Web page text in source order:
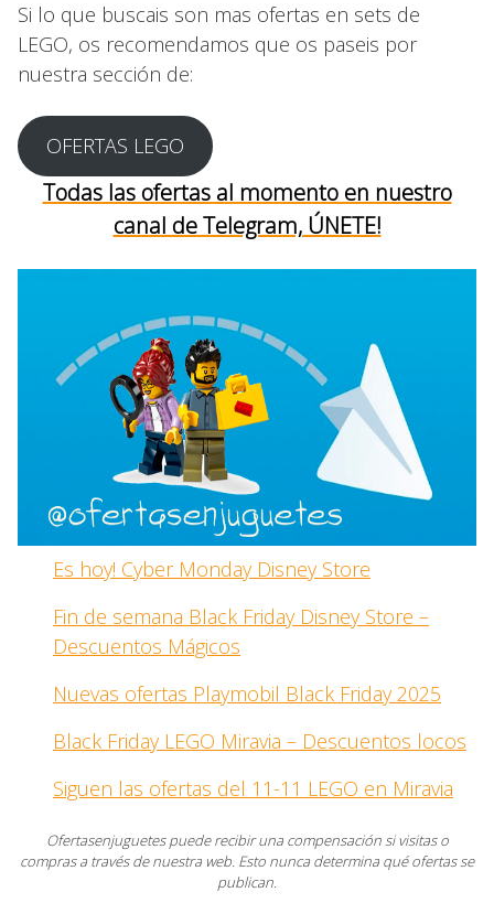
Si lo que buscais son mas ofertas en sets de
LEGO, os recomendamos que os paseis por
nuestra sección de:
OFERTAS LEGO
Todas las ofertas al momento en nuestro
canal de Telegram, ÚNETE!
Es hoy! Cyber Monday Disney Store
Fin de semana Black Friday Disney Store –
Descuentos Mágicos
Nuevas ofertas Playmobil Black Friday 2025
Black Friday LEGO Miravia – Descuentos locos
Siguen las ofertas del 11-11 LEGO en Miravia
Ofertasenjuguetes puede recibir una compensación si visitas o
compras a través de nuestra web. Esto nunca determina qué ofertas se
publican.